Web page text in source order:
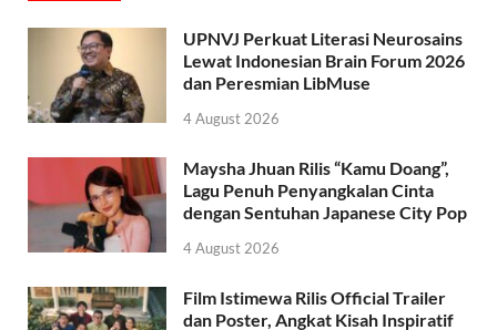
UPNVJ Perkuat Literasi Neurosains
Lewat Indonesian Brain Forum 2026
dan Peresmian LibMuse
4 August 2026
Maysha Jhuan Rilis “Kamu Doang”,
Lagu Penuh Penyangkalan Cinta
dengan Sentuhan Japanese City Pop
4 August 2026
Film Istimewa Rilis Official Trailer
dan Poster, Angkat Kisah Inspiratif